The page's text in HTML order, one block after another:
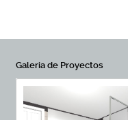
Galeria de Proyectos